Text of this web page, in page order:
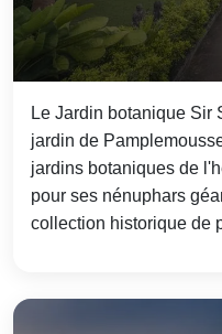
Le Jardin botanique Sir
jardin de
jardins botaniques de
pour ses nénuphars
collection historique de